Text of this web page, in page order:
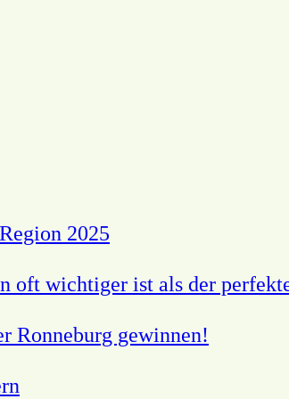
2025
oft wichtiger ist als der
Ronneburg gewinnen!